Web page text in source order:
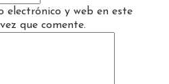
electrónico y web en este
que comente.